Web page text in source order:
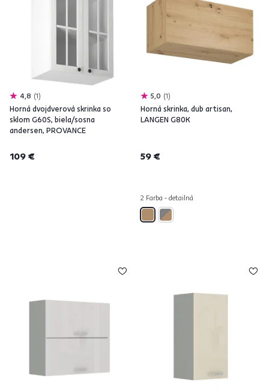
4,8 1
Horná dvojdverová skrinka so
sklom G60S, biela/sosna
andersen, PROVANCE
109 €
5,0 1
Horná skrinka, dub artisan,
LANGEN G80K
59 €
2 Farba - detailná